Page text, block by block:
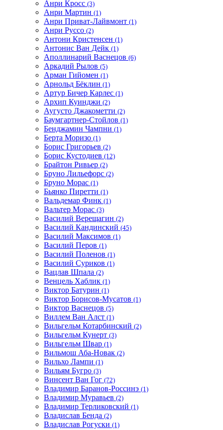
Анри Кросс (3)
Анри Мартин (1)
Анри Приват-Лайвмонт (1)
Анри Руссо (2)
Антони Кристенсен (1)
Антонис Ван Дейк (1)
Аполлинарий Васнецов (6)
Аркадий Рылов (5)
Арман Гийомен (1)
Арнольд Бёклин (1)
Артур Бичер Карлес (1)
Архип Куинджи (2)
Аугусто Джакометти (2)
Баумгартнер-Стойлов (1)
Бенджамин Чампни (1)
Берта Моризо (1)
Борис Григорьев (2)
Борис Кустодиев (12)
Брайтон Ривьер (2)
Бруно Лильефорс (2)
Бруно Морас (1)
Бьянко Пиретти (1)
Вальдемар Финк (1)
Вальтер Морас (3)
Василий Верещагин (2)
Василий Кандинский (45)
Василий Максимов (1)
Василий Перов (1)
Василий Поленов (1)
Василий Суриков (1)
Вацлав Шпала (2)
Венцель Хаблик (1)
Виктор Батурин (1)
Виктор Борисов-Мусатов (1)
Виктор Васнецов (5)
Виллем Ван Алст (1)
Вильгельм Котарбинский (2)
Вильгельм Кунерт (3)
Вильгельм Швар (1)
Вильмош Аба-Новак (2)
Вильхо Лампи (1)
Вильям Бугро (3)
Винсент Ван Гог (72)
Владимир Баранов-Россинэ (1)
Владимир Муравьев (2)
Владимир Терликовский (1)
Владислав Бенда (2)
Владислав Рогуски (1)